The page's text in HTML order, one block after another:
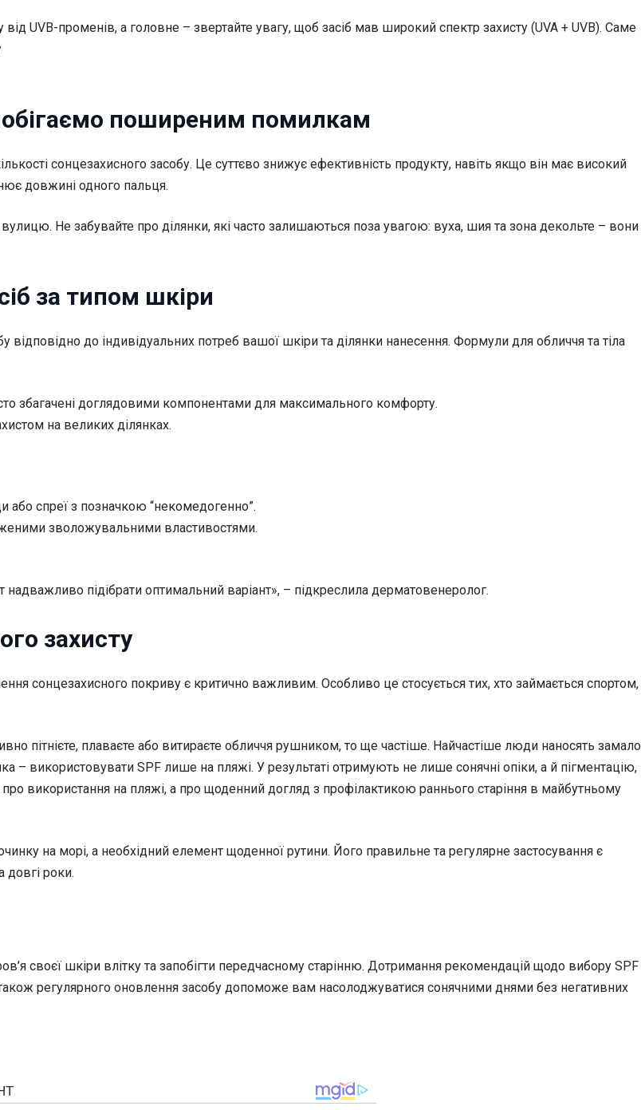
UVB-променів, а головне – звертайте увагу, щоб засіб мав широкий спектр захисту (UVA + UVB). Саме
поширеним помилкам
сонцезахисного засобу. Це суттєво знижує ефективність продукту, навіть якщо він має високий
довжині одного пальця.
Не забувайте про ділянки, які часто залишаються поза увагою: вуха, шия та зона декольте – вони
за типом шкіри
до індивідуальних потреб вашої шкіри та ділянки нанесення. Формули для обличчя та тіла
збагачені доглядовими компонентами для максимального комфорту.
на великих ділянках.
або спреї з позначкою “некомедогенно”.
зволожувальними властивостями.
підібрати оптимальний варіант», – підкреслила дерматовенеролог.
захисту
сонцезахисного покриву є критично важливим. Особливо це стосується тих, хто займається спортом,
пітнієте, плаваєте або витираєте обличчя рушником, то ще частіше. Найчастіше люди наносять замало
використовувати SPF лише на пляжі. У результаті отримують не лише сонячні опіки, а й пігментацію,
використання на пляжі, а про щоденний догляд з профілактикою раннього старіння в майбутньому
на морі, а необхідний елемент щоденної рутини. Його правильне та регулярне застосування є
роки.
своєї шкіри влітку та запобігти передчасному старінню. Дотримання рекомендацій щодо вибору SPF
регулярного оновлення засобу допоможе вам насолоджуватися сонячними днями без негативних